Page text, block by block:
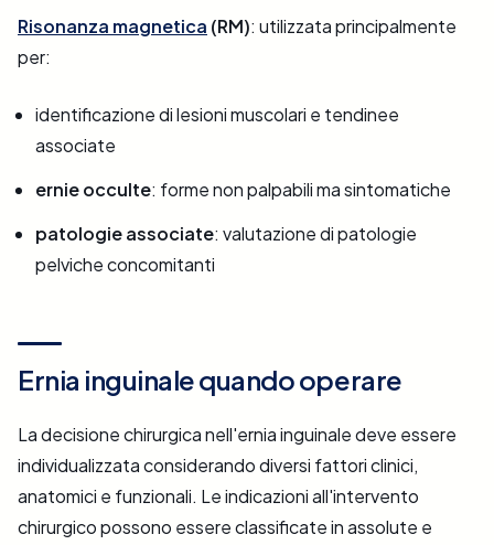
Risonanza magnetica (RM): utilizzata principalmente
per:
identificazione di lesioni muscolari e tendinee
associate
ernie occulte: forme non palpabili ma sintomatiche
patologie associate: valutazione di patologie
pelviche concomitanti
Ernia inguinale quando operare
La decisione chirurgica nell'ernia inguinale deve essere
individualizzata considerando diversi fattori clinici,
anatomici e funzionali. Le indicazioni all'intervento
chirurgico possono essere classificate in assolute e